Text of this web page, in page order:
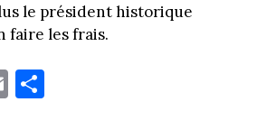
le président historique
faire les frais.
E
m
Pa